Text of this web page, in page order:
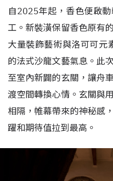
自2025年起，香色便啟
工。新裝潢保留香色原有
大量裝飾藝術與洛可可元
的法式沙龍文藝氣息。此
至室內新闢的玄關，讓舟
渡空間轉換心情。玄關與
相隔，帷幕帶來的神秘感
躍和期待值拉到最高。